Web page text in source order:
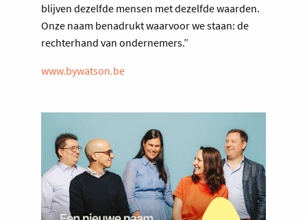
blijven dezelfde mensen met dezelfde waarden.
Onze naam benadrukt waarvoor we staan: de
rechterhand van ondernemers.”
www.bywatson.be